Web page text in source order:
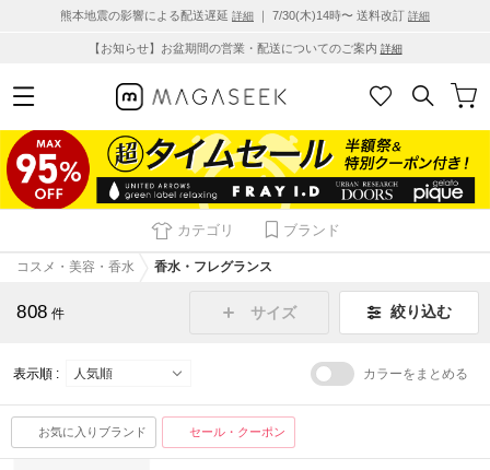
熊本地震の影響による配送遅延 詳細 ｜ 7/30(木)14時〜 送料改訂 詳細
【お知らせ】お盆期間の営業・配送についてのご案内 詳細
カテゴリ ブランド
コスメ・美容・香水 香水・フレグランス
808 件 サイズ 絞り込む
表示順 : カラーをまとめる
お気に入りブランド セール・クーポン